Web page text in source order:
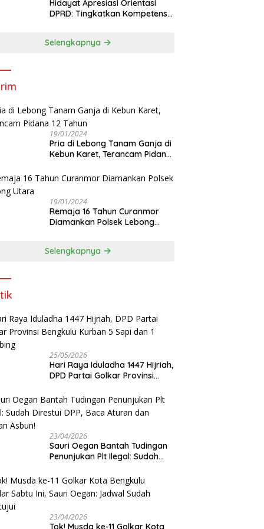
Hidayat Apresiasi Orientasi
DPRD: Tingkatkan Kompetensi
Selengkapnya
19/01/2024
Pria di Lebong Tanam Ganja di
Kebun Karet, Terancam Pidana
19/01/2024
Remaja 16 Tahun Curanmor
Diamankan Polsek Lebong
Selengkapnya
25/05/2026
Hari Raya Iduladha 1447 Hijriah,
DPD Partai Golkar Provinsi
Kambing
23/04/2026
Sauri Oegan Bantah Tudingan
Penunjukan Plt Ilegal: Sudah
Jangan Asbun!
23/04/2026
‎Tok! Musda ke-11 Golkar Kota